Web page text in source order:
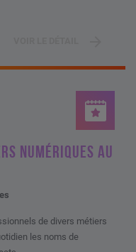
NUMÉRIQUES AU
de divers métiers
les noms de